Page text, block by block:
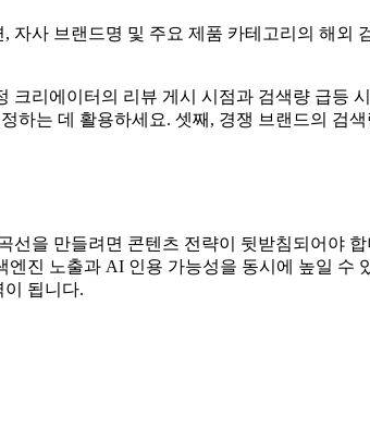
자사 브랜드명 및 주요 제품 카테고리의 해
리에이터의 리뷰 게시 시점과 검색량 급등
하는 데 활용하세요. 셋째, 경쟁 브랜드의 검
을 만들려면 콘텐츠 전략이 뒷받침되어야
진 노출과 AI 인용 가능성을 동시에 높일
됩니다.